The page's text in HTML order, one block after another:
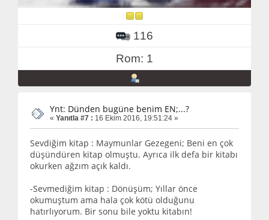
116
Rom: 1
Ynt: Dünden bugüne benim EN;...?
« Yanıtla #7 : 16 Ekim 2016, 19:51:24 »
Sevdiğim kitap : Maymunlar Gezegeni; Beni en çok
düşündüren kitap olmuştu. Ayrıca ilk defa bir kitabı
okurken ağzım açık kaldı.
-Sevmediğim kitap : Dönüşüm; Yıllar önce
okumuştum ama hala çok kötü olduğunu
hatırlıyorum. Bir sonu bile yoktu kitabın!